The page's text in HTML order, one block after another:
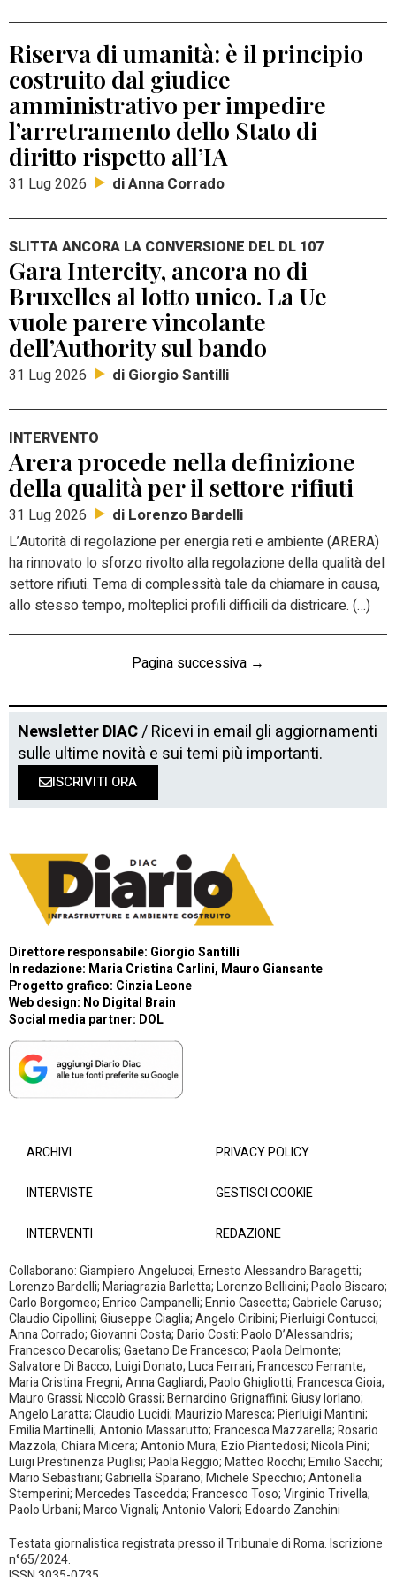
Riserva di umanità: è il principio
costruito dal giudice
amministrativo per impedire
l’arretramento dello Stato di
diritto rispetto all’IA
31 Lug 2026 di Anna Corrado
SLITTA ANCORA LA CONVERSIONE DEL DL 107
Gara Intercity, ancora no di
Bruxelles al lotto unico. La Ue
vuole parere vincolante
dell’Authority sul bando
31 Lug 2026 di Giorgio Santilli
INTERVENTO
Arera procede nella definizione
della qualità per il settore rifiuti
31 Lug 2026 di Lorenzo Bardelli
L’Autorità di regolazione per energia reti e ambiente (ARERA)
ha rinnovato lo sforzo rivolto alla regolazione della qualità del
settore rifiuti. Tema di complessità tale da chiamare in causa,
allo stesso tempo, molteplici profili difficili da districare. (…)
Pagina successiva →
Newsletter DIAC/ Ricevi in email gli aggiornamenti
sulle ultime novità e sui temi più importanti.
ISCRIVITI ORA
Direttore responsabile: Giorgio Santilli
In redazione: Maria Cristina Carlini, Mauro Giansante
Progetto grafico: Cinzia Leone
Web design: No Digital Brain
Social media partner: DOL
ARCHIVI
INTERVISTE
INTERVENTI
PRIVACY POLICY
GESTISCI COOKIE
REDAZIONE
Collaborano: Giampiero Angelucci; Ernesto Alessandro Baragetti;
Lorenzo Bardelli; Mariagrazia Barletta; Lorenzo Bellicini; Paolo Biscaro;
Carlo Borgomeo; Enrico Campanelli; Ennio Cascetta; Gabriele Caruso;
Claudio Cipollini; Giuseppe Ciaglia; Angelo Ciribini; Pierluigi Contucci;
Anna Corrado; Giovanni Costa; Dario Costi: Paolo D’Alessandris;
Francesco Decarolis; Gaetano De Francesco; Paola Delmonte;
Salvatore Di Bacco; Luigi Donato; Luca Ferrari; Francesco Ferrante;
Maria Cristina Fregni; Anna Gagliardi; Paolo Ghigliotti; Francesca Gioia;
Mauro Grassi; Niccolò Grassi; Bernardino Grignaffini; Giusy Iorlano;
Angelo Laratta; Claudio Lucidi; Maurizio Maresca; Pierluigi Mantini;
Emilia Martinelli; Antonio Massarutto; Francesca Mazzarella; Rosario
Mazzola; Chiara Micera; Antonio Mura; Ezio Piantedosi; Nicola Pini;
Luigi Prestinenza Puglisi; Paola Reggio; Matteo Rocchi; Emilio Sacchi;
Mario Sebastiani; Gabriella Sparano; Michele Specchio; Antonella
Stemperini; Mercedes Tascedda; Francesco Toso; Virginio Trivella;
Paolo Urbani; Marco Vignali; Antonio Valori; Edoardo Zanchini
Testata giornalistica registrata presso il Tribunale di Roma. Iscrizione
n°65/2024.